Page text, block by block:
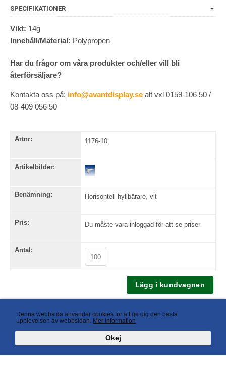
Okej
Denna webbsida använder cookies för att ge dig den bästa
upplevelsen av webbsidan. Mer information
SPECIFIKATIONER
Vikt: 14g
Innehåll/Material: Polypropen
Har du frågor om våra produkter och/eller vill bli
återförsäljare?
Kontakta oss på: info@avantdisplay.se alt vxl 0159-106 50 /
08-409 056 50
Artnr:
Artikelbilder:
Benämning:
Pris:
Antal:
1176-10
Horisontell hyllbärare, vit
Du måste vara inloggad för att se priser
Tillbaka